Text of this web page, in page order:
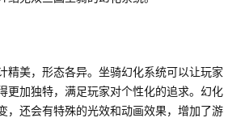
精美，形态各异。坐骑幻化系统可以让玩家
更加独特，满足玩家对个性化的追求。幻化
，还会有特殊的光效和动画效果，增加了游